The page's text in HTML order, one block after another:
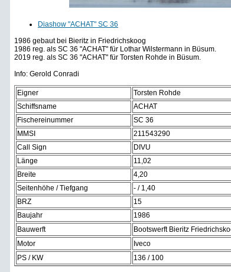
Diashow "ACHAT" SC 36
1986 gebaut bei Bieritz in Friedrichskoog
1986 reg. als SC 36 "ACHAT" für Lothar Wilstermann in Büsum.
2019 reg. als SC 36 "ACHAT" für Torsten Rohde in Büsum.
Info: Gerold Conradi
Eigner
Torsten Rohde
Schiffsname
ACHAT
Fischereinummer
SC 36
MMSI
211543290
Call Sign
DIVU
Länge
11,02
Breite
4,20
Seitenhöhe / Tiefgang
- / 1,40
BRZ
15
Baujahr
1986
Bauwerft
Bootswerft Bieritz
Motor
Iveco
PS / KW
136 / 100